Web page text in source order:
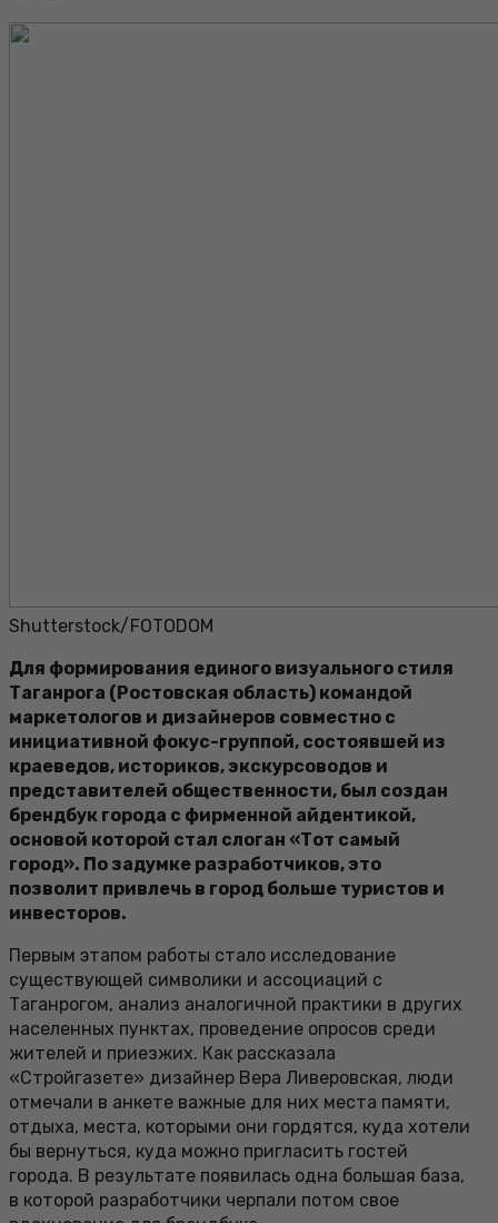
Shutterstock/FOTODOM
Для формирования единого визуального стиля
Таганрога (Ростовская область) командой
маркетологов и дизайнеров совместно с
инициативной фокус-группой, состоявшей из
краеведов, историков, экскурсоводов и
представителей общественности, был создан
брендбук города с фирменной айдентикой,
основой которой стал слоган «Тот самый
город». По задумке разработчиков, это
позволит привлечь в город больше туристов и
инвесторов.
Первым этапом работы стало исследование
существующей символики и ассоциаций с
Таганрогом, анализ аналогичной практики в других
населенных пунктах, проведение опросов среди
жителей и приезжих. Как рассказала
«Стройгазете» дизайнер Вера Ливеровская, люди
отмечали в анкете важные для них места памяти,
отдыха, места, которыми они гордятся, куда хотели
бы вернуться, куда можно пригласить гостей
города. В результате появилась одна большая база,
в которой разработчики черпали потом свое